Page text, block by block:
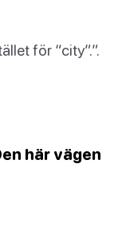
för “city”.”.
här vägen